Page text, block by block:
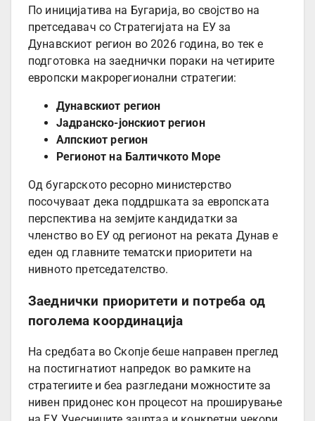
По иницијатива на Бугарија, во својство на
претседавач со Стратегијата на ЕУ за
Дунавскиот регион во 2026 година, во тек е
подготовка на заеднички пораки на четирите
европски макрорегионални стратегии:
Дунавскиот регион
Јадранско-јонскиот регион
Алпскиот регион
Регионот на Балтичкото Море
Од бугарското ресорно министерство
посочуваат дека поддршката за европската
перспектива на земјите кандидатки за
членство во ЕУ од регионот на реката Дунав е
еден од главните тематски приоритети на
нивното претседателство.
Заеднички приоритети и потреба од
поголема координација
На средбата во Скопје беше направен преглед
на постигнатиот напредок во рамките на
стратегиите и беа разгледани можностите за
нивен придонес кон процесот на проширување